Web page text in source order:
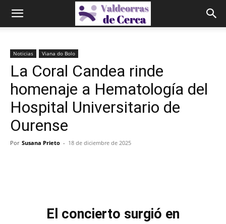
Noticias Viana do Bolo
La Coral Candea rinde
homenaje a Hematología del
Hospital Universitario de
Ourense
Por Susana Prieto - 18 de diciembre de 2025
El concierto surgió en